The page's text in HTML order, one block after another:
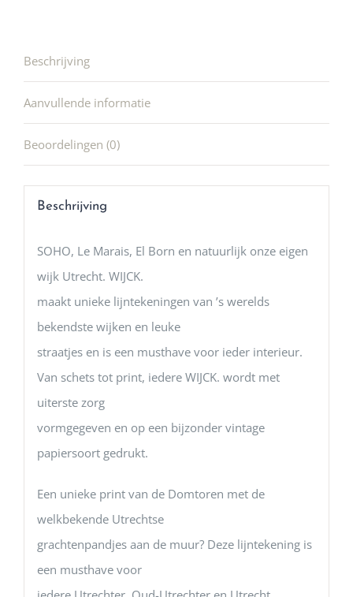
Beschrijving
Aanvullende informatie
Beoordelingen (0)
Beschrijving
SOHO, Le Marais, El Born en natuurlijk onze eigen
wijk Utrecht. WIJCK.
maakt unieke lijntekeningen van ’s werelds
bekendste wijken en leuke
straatjes en is een musthave voor ieder interieur.
Van schets tot print, iedere WIJCK. wordt met
uiterste zorg
vormgegeven en op een bijzonder vintage
papiersoort gedrukt.
Een unieke print van de Domtoren met de
welkbekende Utrechtse
grachtenpandjes aan de muur? Deze lijntekening is
een musthave voor